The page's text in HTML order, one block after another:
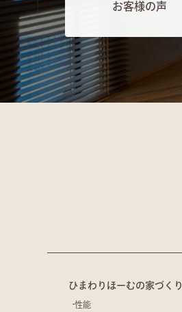
お客様の声
ひまわりほーむの家づくり
性能